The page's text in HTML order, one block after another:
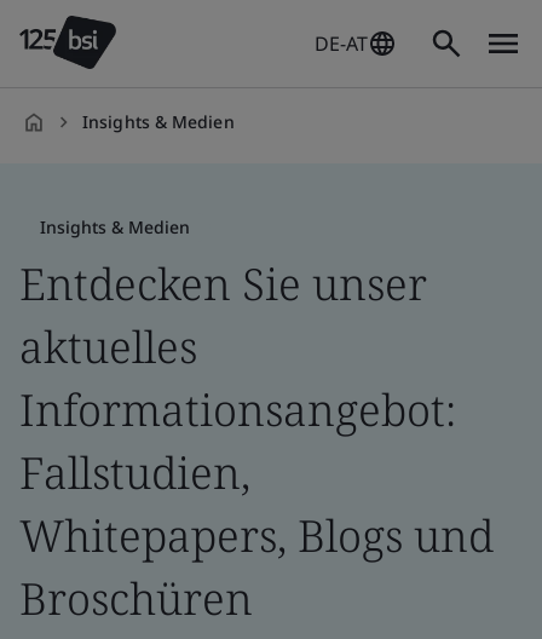
DE-AT
Insights & Medien
Insights & Medien
Entdecken Sie unser
aktuelles
Informationsangebot:
Fallstudien,
Whitepapers, Blogs und
Broschüren